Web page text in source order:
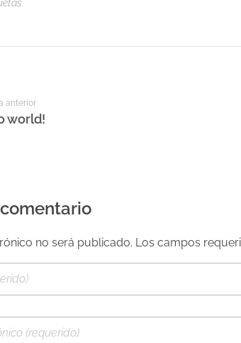
anterior
world!
no será publicado. Los campos